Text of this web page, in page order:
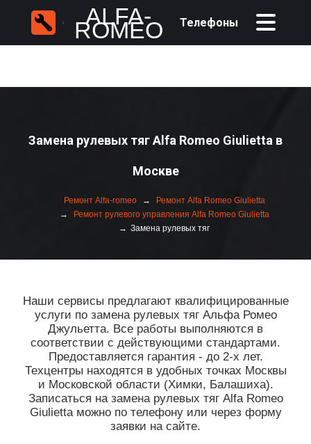
ALFA-
ROMEO Телефоны
Замена рулевых тяг Alfa Romeo Giulietta в
Москве
Ремонт Alfa-romeo
Ремонт Alfa Romeo Giulietta
Ремонт рулевого управления Alfa Romeo Giulietta
Замена рулевых тяг
Наши сервисы предлагают квалифицированные
услуги по замена рулевых тяг Альфа Ромео
Джульетта. Все работы выполняются в
соответствии с действующими стандартами.
Предоставляется гарантия - до 2-х лет.
Техцентры находятся в удобных точках Москвы
и Московской области (Химки, Балашиха).
Записаться на замена рулевых тяг Alfa Romeo
Giulietta можно по телефону или через форму
заявки на сайте.